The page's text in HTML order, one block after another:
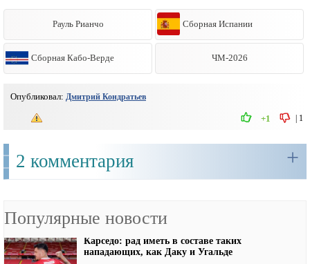
Рауль Рианчо Сборная Испании
Сборная Кабо-Верде ЧМ-2026
Опубликовал: Дмитрий Кондратьев
| 1
+1
2 комментария +
Популярные новости
Карседо: рад иметь в составе таких
нападающих, как Даку и Угальде